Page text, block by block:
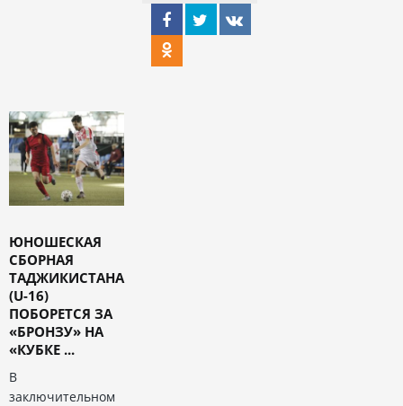
ЮНОШЕСКАЯ
СБОРНАЯ
ТАДЖИКИСТАНА
(U-16)
ПОБОРЕТСЯ ЗА
«БРОНЗУ» НА
«КУБКЕ ...
В
заключительном